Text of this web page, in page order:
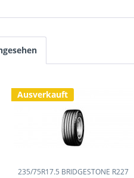
Ausverkauft
235/75R17.5 BRIDGESTONE R227